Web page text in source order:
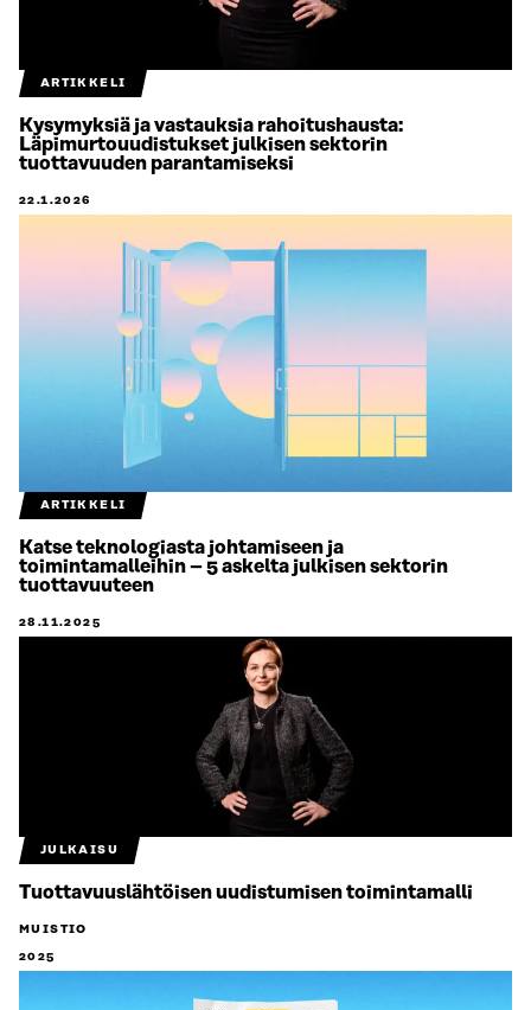
ARTIKKELI
Kysymyksiä ja vastauksia rahoitushausta:
Läpimurtouudistukset julkisen sektorin
tuottavuuden parantamiseksi
22.1.2026
ARTIKKELI
Katse teknologiasta johtamiseen ja
toimintamalleihin – 5 askelta julkisen sektorin
tuottavuuteen
28.11.2025
JULKAISU
Tuottavuuslähtöisen uudistumisen toimintamalli
MUISTIO
2025